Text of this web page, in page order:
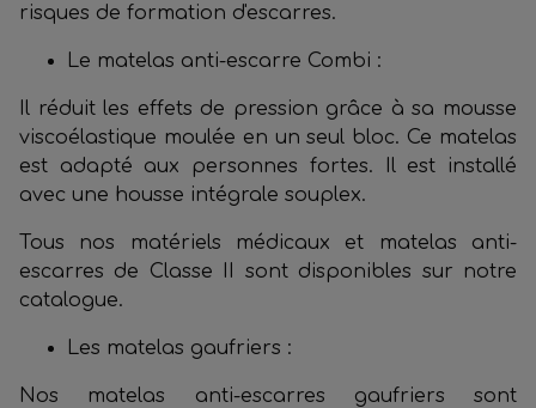
risques de formation d'escarres.
Le matelas anti-escarre Combi :
Il réduit les effets de pression grâce à sa mousse
viscoélastique moulée en un seul bloc. Ce matelas
est adapté aux personnes fortes. Il est installé
avec une housse intégrale souplex.
Tous nos matériels médicaux et matelas anti-
escarres de Classe II sont disponibles sur notre
catalogue.
Les matelas gaufriers :
Nos matelas anti-escarres gaufriers sont